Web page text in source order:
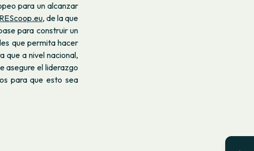
para un alcanzar
REScoop.eu, de la que
para construir un
que permita hacer
que a nivel nacional,
asegure el liderazgo
para que esto sea